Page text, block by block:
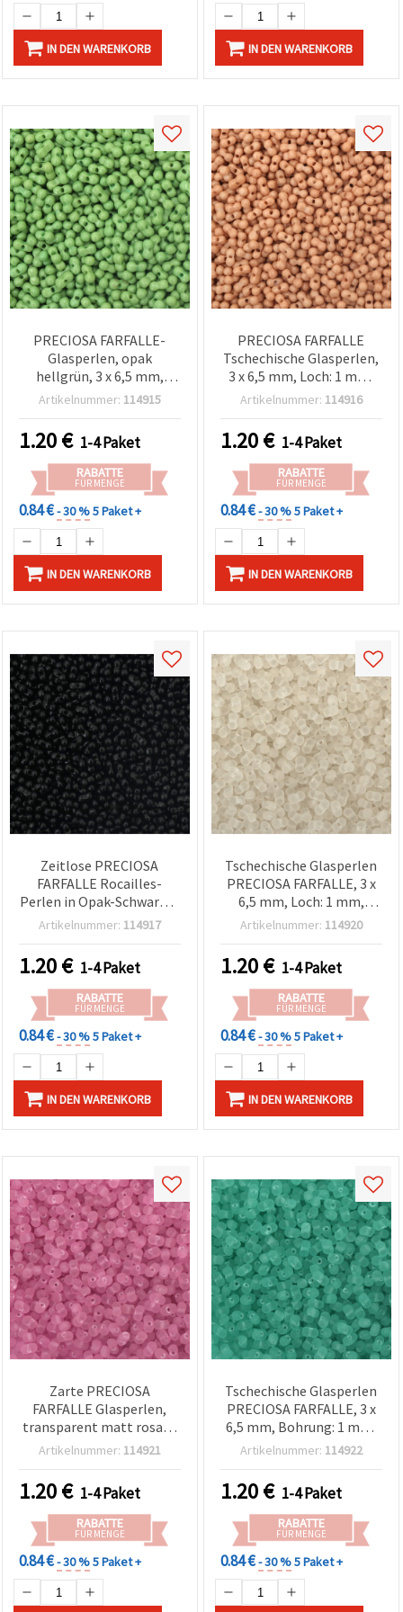
IN DEN WARENKORB IN DEN WARENKORB
PRECIOSA FARFALLE-
Glasperlen, opak
hellgrün, 3 x 6,5 mm,
Bohrung 1 mm – 10 g
naturinspirierte
Schmuckherstellung &
Frühlings-Bastelprojekte
Artikelnummer: 114915
1.20€ 1-4 Paket
RABATTE
FÜR MENGE
0.84 €- 30 %5 Paket +
IN DEN WARENKORB
PRECIOSA FARFALLE
Tschechische Glasperlen,
3 x 6,5 mm, Loch: 1 mm,
Latte opak – 10 g (~120
Artikelnummer: 114916
1.20€ 1-4 Paket
RABATTE
FÜR MENGE
0.84 €- 30 %5 Paket +
IN DEN WARENKORB
Zeitlose PRECIOSA
FARFALLE Rocailles-
Perlen in Opak-Schwarz, 3
x 6,5 mm, Loch 1 mm – 10
Alltags-Accessoires &
moderne handgemachte
Designs
Artikelnummer: 114917
1.20€ 1-4 Paket
RABATTE
FÜR MENGE
0.84 €- 30 %5 Paket +
IN DEN WARENKORB
Tschechische Glasperlen
PRECIOSA FARFALLE, 3 x
6,5 mm, Loch: 1 mm,
transparent matt weiß,
Artikelnummer: 114920
1.20€ 1-4 Paket
RABATTE
FÜR MENGE
0.84 €- 30 %5 Paket +
IN DEN WARENKORB
Zarte PRECIOSA
FARFALLE Glasperlen,
transparent matt rosa, 3
x 6,5 mm, Loch 1 mm – 10
femininen Schmuck &
romantische DIY-
Kreationen
Artikelnummer: 114921
1.20€ 1-4 Paket
RABATTE
FÜR MENGE
0.84 €- 30 %5 Paket +
Tschechische Glasperlen
PRECIOSA FARFALLE, 3 x
6,5 mm, Bohrung: 1 mm,
transparent matt
Artikelnummer: 114922
1.20€ 1-4 Paket
RABATTE
FÜR MENGE
0.84 €- 30 %5 Paket +